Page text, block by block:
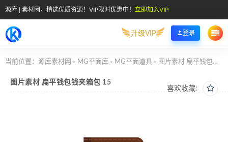
源库 | 素材网，精选优质资源！VIP限时优惠中！ 立即加入VIP
升级VIP 登录
当前位置： 源库素材网 > MG平面库 > MG平面道具 > 图片素材 扁平钱包钱夹箱包 15
喜欢收藏:
图片素材 扁平钱包钱夹箱包 15